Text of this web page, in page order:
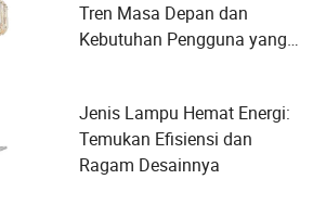
Tren Masa Depan dan
Kebutuhan Pengguna yang
Jenis Lampu Hemat Energi:
Temukan Efisiensi dan
Ragam Desainnya